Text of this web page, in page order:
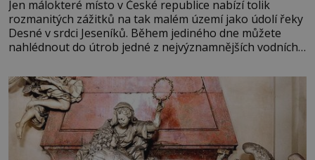
Jen málokteré místo v České republice nabízí tolik
rozmanitých zážitků na tak malém území jako údolí řeky
Desné v srdci Jeseníků. Během jediného dne můžete
nahlédnout do útrob jedné z nejvýznamnějších vodních
se na koloběžce a den zakončit poznáváním památek ve
Velkých Losinách nebo v termálním